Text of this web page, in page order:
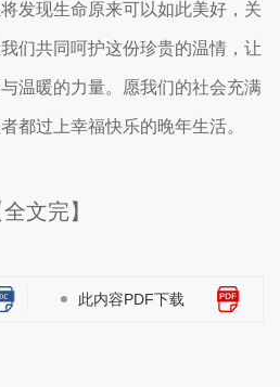
发现生命原来可以如此美好，关
们共同呵护这份珍贵的温情，让
温暖的力量。愿我们的社会充满
都过上幸福快乐的晚年生活。
全文完】
此内容PDF下载